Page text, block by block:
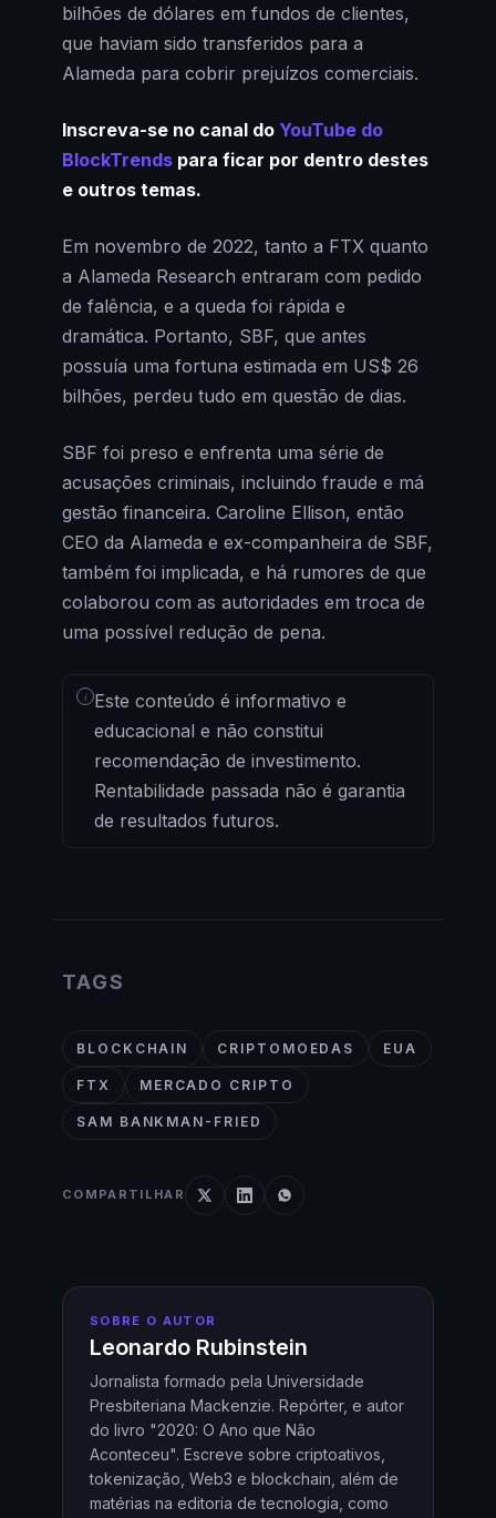
bilhões de dólares em fundos de clientes,
que haviam sido transferidos para a
Alameda para cobrir prejuízos comerciais.
Inscreva-se no canal do YouTube do
BlockTrends para ficar por dentro destes
e outros temas.
Em novembro de 2022, tanto a FTX quanto
a Alameda Research entraram com pedido
de falência, e a queda foi rápida e
dramática. Portanto, SBF, que antes
possuía uma fortuna estimada em US$ 26
bilhões, perdeu tudo em questão de dias.
SBF foi preso e enfrenta uma série de
acusações criminais, incluindo fraude e má
gestão financeira. Caroline Ellison, então
CEO da Alameda e ex-companheira de SBF,
também foi implicada, e há rumores de que
colaborou com as autoridades em troca de
uma possível redução de pena.
i Este conteúdo é informativo e
educacional e não constitui
recomendação de investimento.
Rentabilidade passada não é garantia
de resultados futuros.
TAGS
BLOCKCHAIN CRIPTOMOEDAS EUA
FTX MERCADO CRIPTO
SAM BANKMAN-FRIED
COMPARTILHAR
SOBRE O AUTOR
Leonardo Rubinstein
Jornalista formado pela Universidade
Presbiteriana Mackenzie. Repórter, e autor
do livro "2020: O Ano que Não
Aconteceu". Escreve sobre criptoativos,
tokenização, Web3 e blockchain, além de
matérias na editoria de tecnologia, como